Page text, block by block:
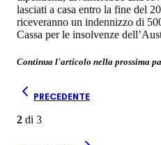
lasciati a casa entro la fine del
riceveranno un indennizzo di
Cassa per le insolvenze
Continua l'articolo nella prossima
PRECEDENTE
2 di 3